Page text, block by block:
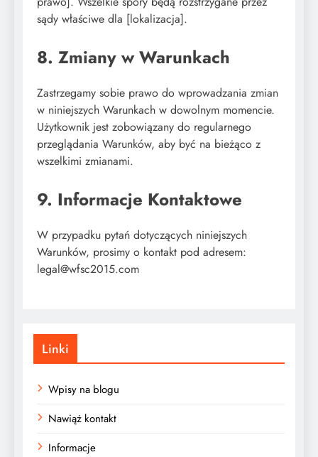
sądy właściwe dla [lokalizacja].
8. Zmiany w Warunkach
Zastrzegamy sobie prawo do wprowadzania zmian
w niniejszych Warunkach w dowolnym momencie.
Użytkownik jest zobowiązany do regularnego
przeglądania Warunków, aby być na bieżąco z
wszelkimi zmianami.
9. Informacje Kontaktowe
W przypadku pytań dotyczących niniejszych
Warunków, prosimy o kontakt pod adresem:
legal@wfsc2015.com
Linki
Wpisy na blogu
Nawiąż kontakt
Informacje